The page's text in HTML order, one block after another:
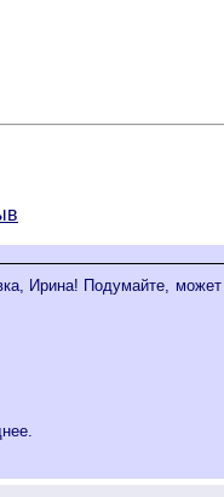
Ирина! Подумайте,